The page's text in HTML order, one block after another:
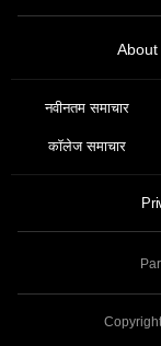
About
नवीनतम समाचार
कॉलेज समाचार